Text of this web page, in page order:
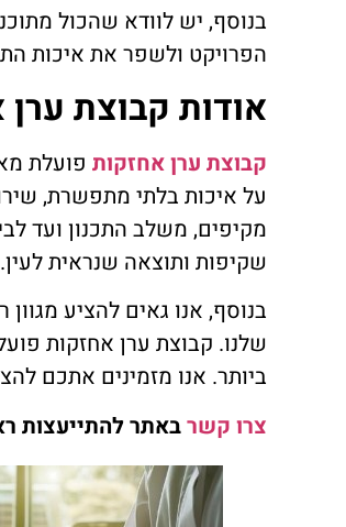
בנוסף, יש לוודא שהכול
הפרויקט ולשפר את איכות
אודות קבוצת
קבוצת ערן אחזקות
על איכות בלתי מתפשרת,
מקיפים, משלב התכנון ועד
שקיפות ותוצאה שנראית
בנוסף, אנו גאים להציע
שלנו. קבוצת ערן אחזקות
ביותר. אנו מזמינים אתכם
צרו קשרבאתר להתייעצות